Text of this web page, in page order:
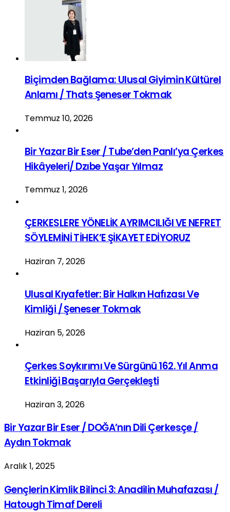
Biçimden Bağlama: Ulusal Giyimin Kültürel
Anlamı / Thats Şeneser Tokmak
Temmuz 10, 2026
Bir Yazar Bir Eser / Tube’den Panlı’ya Çerkes
Hikâyeleri/ Dzıbe Yaşar Yılmaz
Temmuz 1, 2026
ÇERKESLERE YÖNELİK AYRIMCILIĞI VE NEFRET
SÖYLEMİNİ TİHEK’E ŞİKAYET EDİYORUZ
Haziran 7, 2026
Ulusal Kıyafetler: Bir Halkın Hafızası Ve
Kimliği / Şeneser Tokmak
Haziran 5, 2026
Çerkes Soykırımı Ve Sürgünü 162. Yıl Anma
Etkinliği Başarıyla Gerçekleşti
Haziran 3, 2026
Bir Yazar Bir Eser / DOĞA’nın Dili Çerkesçe /
Aydın Tokmak
Aralık 1, 2025
Gençlerin Kimlik Bilinci 3: Anadilin Muhafazası /
Hatough Timaf Dereli